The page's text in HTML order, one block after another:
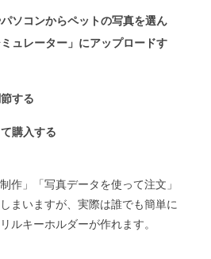
ソコンからペットの写真を選ん
ュレーター」にアップロードす
する
購入する
作」「写真データを使って注文」
まいますが、実際は誰でも簡単に
ルキーホルダーが作れます。